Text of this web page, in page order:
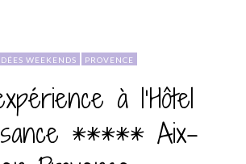
WEEKENDS PROVENCE
à l’Hôtel
***** Aix-